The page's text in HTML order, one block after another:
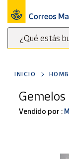
¿Qué estás
clave
para
buscar
productos
Menú
Nuestro
catálogo
Alimentación
Bebidas
Ocio y cultura
INICIO
Gemelos
Vendido por :